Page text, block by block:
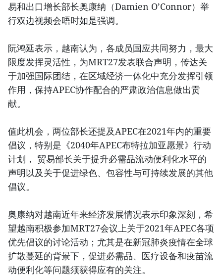
易和出口增长部长奥康纳（Damien O’Connor）举
行双边视频会晤时如是强调。
阮鸿延表示，越南认为，各成员国应共同努力，最大
限度发挥灵活性，为MRT27发表联合声明，传达关
于加强国际团结，在区域经济一体化中充分发挥引领
作用，保持APEC协作配合的严肃政治信息做出贡
献。
值此机会，两位部长还提及APEC在2021年内的重要
倡议，特别是《2040年APEC布特拉加亚愿景》行动
计划， 贸易部长关于提升必需品流动便利化水平的
声明以及关于促进绿色、包容性与可持续发展的其他
倡议。
奥康纳对越南近年来经济发展情况表示印象深刻，希
望越南积极参加MRT27会议上关于2021年APEC各项
优先倡议的讨论活动；尤其是在新冠肺炎疫情在全球
扩散蔓延的背景下，促进必需品、医疗设备和疫苗流
动便利化等问题须获得应有的关注。